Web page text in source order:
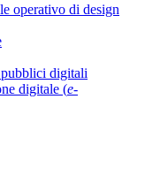
operativo di design
digitali
digitale (e-